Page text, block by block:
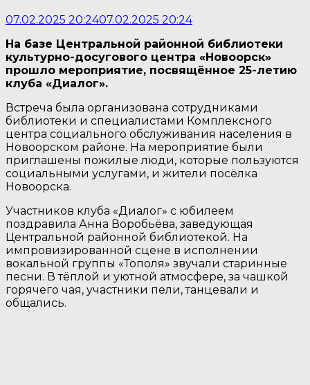
07.02.2025 20:2407.02.2025 20:24
На базе Центральной районной библиотеки
культурно-досугового центра «Новоорск»
прошло мероприятие, посвящённое 25-летию
клуба «Диалог».
Встреча была организована сотрудниками
библиотеки и специалистами Комплексного
центра социального обслуживания населения в
Новоорском районе. На мероприятие были
приглашены пожилые люди, которые пользуются
социальными услугами, и жители посёлка
Новоорска.
Участников клуба «Диалог» с юбилеем
поздравила Анна Воробьёва, заведующая
Центральной районной библиотекой. На
импровизированной сцене в исполнении
вокальной группы «Тополя» звучали старинные
песни. В тёплой и уютной атмосфере, за чашкой
горячего чая, участники пели, танцевали и
общались.